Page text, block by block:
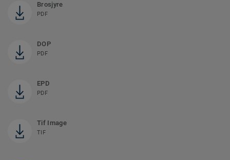
Brosjyre
PDF
DOP
PDF
EPD
PDF
Tif Image
TIF